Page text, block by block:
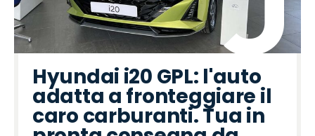
y
u
n
d
a
e
u
g
e
o
l
f
a
R
o
e
e
p
a
z
d
a
i
a
t
m
o
d
a
e
a
t
u
p
r
a
a
n
c
i
a
b
a
r
t
h
a
n
d
R
o
i
t
r
o
ë
a
e
c
o
o
p
e
l
Hyundai i20 GPL: l'auto
adatta a fronteggiare il
caro carburanti. Tua in